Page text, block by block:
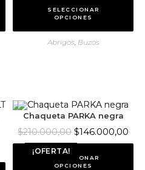
SELECCIONAR
OPCIONES
Abrigos, Buzos
¡OFERTA!
Chaqueta PARKA negra
$210.000,00 $146.000,00
SELECCIONAR
OPCIONES